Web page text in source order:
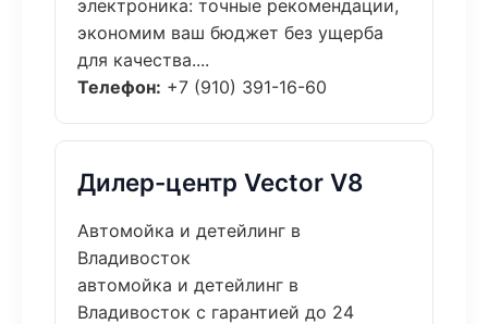
электроника: точные рекомендации,
экономим ваш бюджет без ущерба
для качества....
Телефон: +7 (910) 391-16-60
Дилер-центр Vector V8
Автомойка и детейлинг в
Владивосток
автомойка и детейлинг в
Владивосток с гарантией до 24